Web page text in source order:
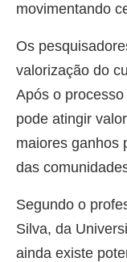
movimentando
Os
valorização do
Após o
pode atingir
maiores ganhos
das
Segundo o
Silva, da
ainda existe